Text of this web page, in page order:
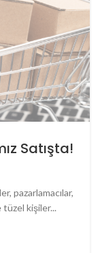
Satışta!
pazarlamacılar,
kişiler...